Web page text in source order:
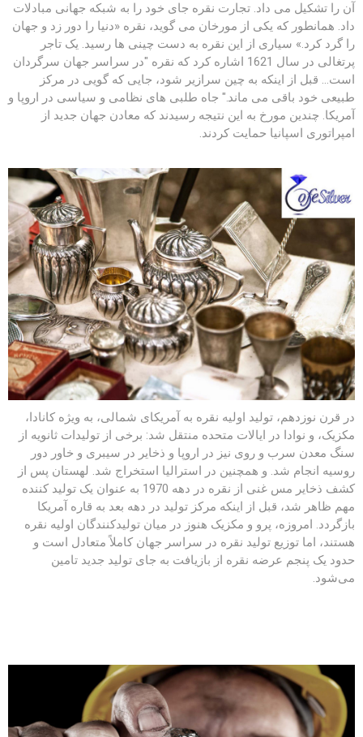
آن را تشکیل می داد. تجارت نقره جای خود را به شبکه جهانی مبادلات
داد. همانطور که یکی از مورخان می گوید، نقره «دنیا را دور زد و جهان
را گرد کرد.» سیاری از این نقره به دست چینی ها رسید. یک تاجر
پرتغالی در سال 1621 اشاره کرد که نقره "در سراسر جهان سرگردان
است... قبل از اینکه به چین سرازیر شود، جایی که گویی در مرکز
طبیعی خود باقی می ماند." جاه طلبی های نظامی و سیاسی در اروپا و
آمریکا. چندین مورخ به این نتیجه رسیدند که معادن جهان جدید از
امپراتوری اسپانیا حمایت کردند.
در قرن نوزدهم، تولید اولیه نقره به آمریکای شمالی، به ویژه کانادا،
مکزیک، و نوادا در ایالات متحده منتقل شد: برخی از تولیدات ثانویه از
سنگ معدن سرب و روی نیز در اروپا و ذخایر در سیبری و خاور دور
روسیه انجام شد. و همچنین در استرالیا استخراج شد. لهستان پس از
کشف ذخایر مس غنی از نقره در دهه 1970 به عنوان یک تولید کننده
مهم ظاهر شد، قبل از اینکه مرکز تولید در دهه بعد به قاره آمریکا
بازگردد. امروزه، پرو و مکزیک هنوز در میان تولیدکنندگان اولیه نقره
هستند، اما توزیع تولید نقره در سراسر جهان کاملاً متعادل است و
حدود یک پنجم عرضه نقره از بازیافت به جای تولید جدید تامین
می‌شود.